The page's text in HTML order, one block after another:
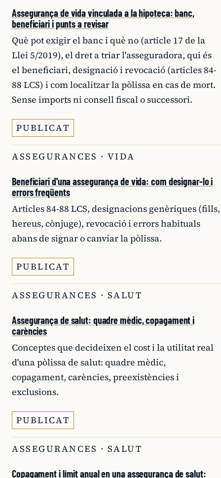
Assegurança de vida vinculada a la hipoteca: banc,
beneficiari i punts a revisar
Què pot exigir el banc i què no (article 17 de la
Llei 5/2019), el dret a triar l'asseguradora, qui és
el beneficiari, designació i revocació (articles 84-
88 LCS) i com localitzar la pòlissa en cas de mort.
Sense imports ni consell fiscal o successori.
PUBLICAT
ASSEGURANCES · VIDA
Beneficiari d'una assegurança de vida: com designar-lo i
errors freqüents
Articles 84-88 LCS, designacions genèriques (fills,
hereus, cònjuge), revocació i errors habituals
abans de signar o canviar la pòlissa.
PUBLICAT
ASSEGURANCES · SALUT
Assegurança de salut: quadre mèdic, copagament i
carències
Conceptes que decideixen el cost i la utilitat real
d'una pòlissa de salut: quadre mèdic,
copagament, carències, preexistències i
exclusions.
PUBLICAT
ASSEGURANCES · SALUT
Copagament i límit anual en una assegurança de salut: